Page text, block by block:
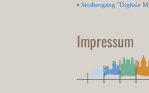
• Studiengang "Digitale
Impressum